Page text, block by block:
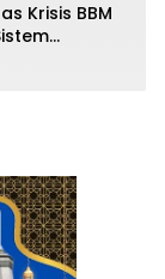
Krisis BBM